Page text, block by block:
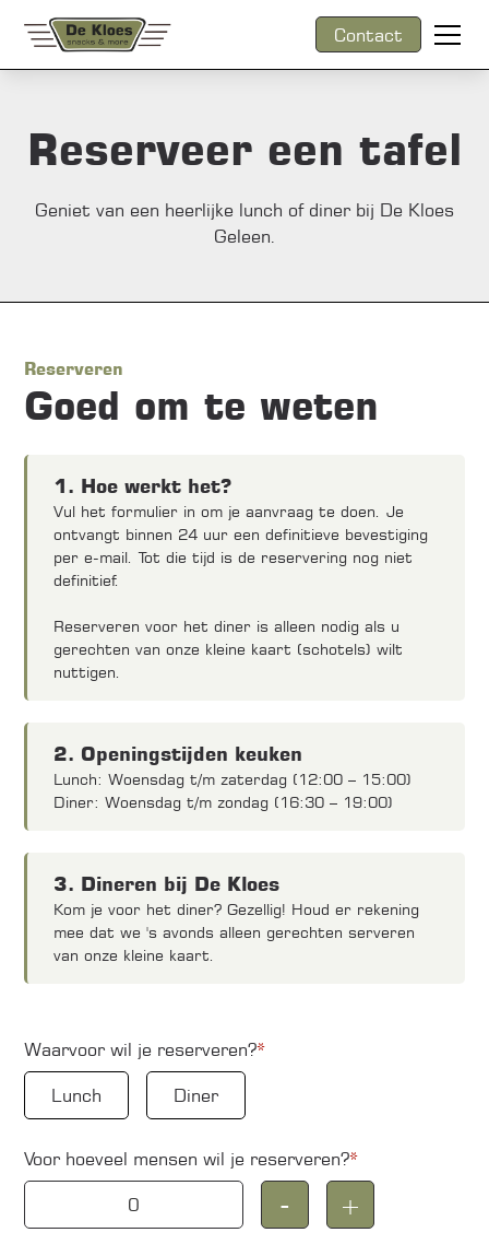
Contact
Reserveer een tafel
Geniet van een heerlijke lunch of diner bij De Kloes
Geleen.
Reserveren
Goed om te weten
1. Hoe werkt het?
Vul het formulier in om je aanvraag te doen. Je
ontvangt binnen 24 uur een definitieve bevestiging
per e-mail. Tot die tijd is de reservering nog niet
definitief.
Reserveren voor het diner is alleen nodig als u
gerechten van onze kleine kaart (schotels) wilt
nuttigen.
2. Openingstijden keuken
Lunch: Woensdag t/m zaterdag (12:00 – 15:00)
Diner: Woensdag t/m zondag (16:30 – 19:00)
3. Dineren bij De Kloes
Kom je voor het diner? Gezellig! Houd er rekening
mee dat we 's avonds alleen gerechten serveren
van onze kleine kaart.
Waarvoor wil je reserveren?*
Lunch Diner
Voor hoeveel mensen wil je reserveren?*
- +